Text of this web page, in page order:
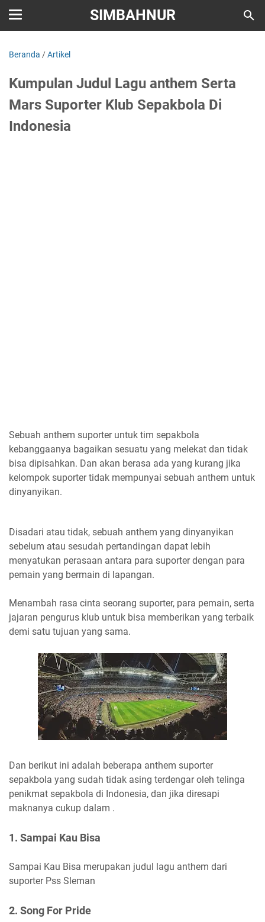
SIMBAHNUR
Beranda /Artikel
Kumpulan Judul Lagu anthem Serta
Mars Suporter Klub Sepakbola Di
Indonesia
Sebuah anthem suporter untuk tim sepakbola
kebanggaanya bagaikan sesuatu yang melekat dan tidak
bisa dipisahkan. Dan akan berasa ada yang kurang jika
kelompok suporter tidak mempunyai sebuah anthem untuk
dinyanyikan.
Disadari atau tidak, sebuah anthem yang dinyanyikan
sebelum atau sesudah pertandingan dapat lebih
menyatukan perasaan antara para suporter dengan para
pemain yang bermain di lapangan.
Menambah rasa cinta seorang suporter, para pemain, serta
jajaran pengurus klub untuk bisa memberikan yang terbaik
demi satu tujuan yang sama.
Dan berikut ini adalah beberapa anthem suporter
sepakbola yang sudah tidak asing terdengar oleh telinga
penikmat sepakbola di Indonesia, dan jika diresapi
maknanya cukup dalam .
1. Sampai Kau Bisa
Sampai Kau Bisa merupakan judul lagu anthem dari
suporter Pss Sleman
2. Song For Pride